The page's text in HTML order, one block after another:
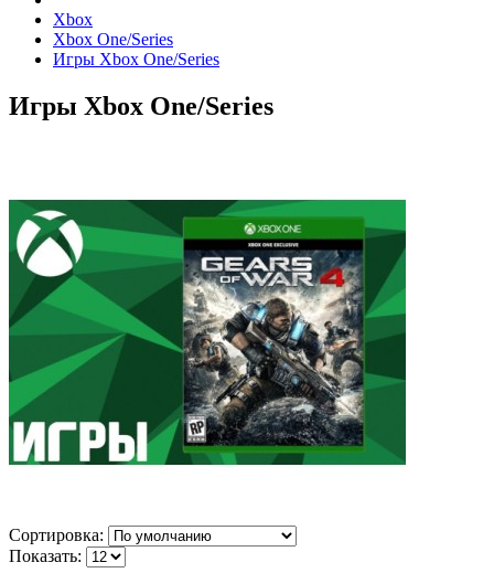
Xbox
Xbox One/Series
Игры Xbox One/Series
Игры Xbox One/Series
Сортировка:
Показать: